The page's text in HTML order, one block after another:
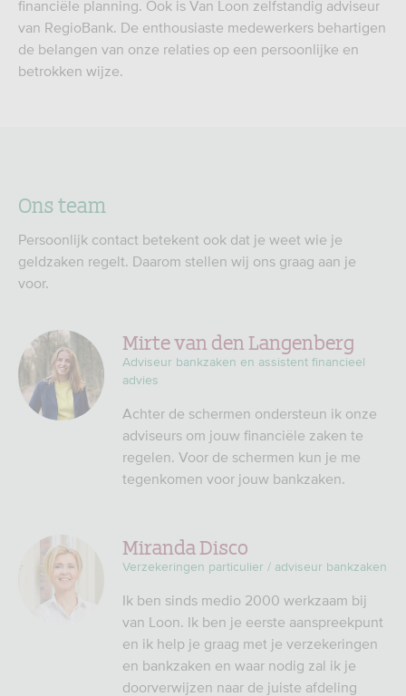
financiële planning. Ook is Van Loon zelfstandig adviseur
van RegioBank. De enthousiaste medewerkers behartigen
de belangen van onze relaties op een persoonlijke en
betrokken wijze.
Ons team
Persoonlijk contact betekent ook dat je weet wie je
geldzaken regelt. Daarom stellen wij ons graag aan je
voor.
Mirte van den Langenberg
Adviseur bankzaken en assistent financieel
advies
Achter de schermen ondersteun ik onze
adviseurs om jouw financiële zaken te
regelen. Voor de schermen kun je me
tegenkomen voor jouw bankzaken.
Miranda Disco
Verzekeringen particulier / adviseur bankzaken
Ik ben sinds medio 2000 werkzaam bij
van Loon. Ik ben je eerste aanspreekpunt
en ik help je graag met je verzekeringen
en bankzaken en waar nodig zal ik je
doorverwijzen naar de juiste afdeling